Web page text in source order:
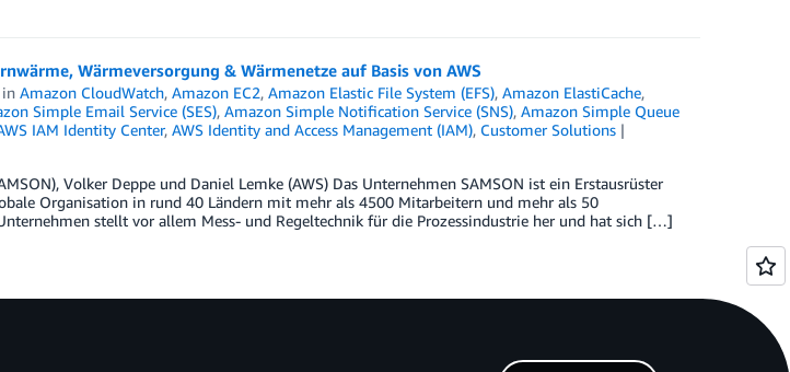
Wärmeversorgung & Wärmenetze auf Basis von AWS
inAmazon CloudWatch,Amazon EC2,Amazon Elastic File System (EFS),Amazon ElastiCache,
Simple Email Service (SES), Amazon Simple Notification Service (SNS), Amazon Simple Queue
IAM Identity Center, AWS Identity and Access Management (IAM), Customer Solutions
Volker Deppe und Daniel Lemke (AWS) Das Unternehmen SAMSON ist ein Erstausrüster
Organisation in rund 40 Ländern mit mehr als 4500 Mitarbeitern und mehr als 50
stellt vor allem Mess- und Regeltechnik für die Prozessindustrie her und hat sich […]